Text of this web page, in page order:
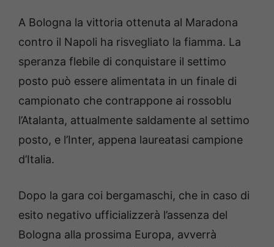
A Bologna la vittoria ottenuta al Maradona
contro il Napoli ha risvegliato la fiamma. La
speranza flebile di conquistare il settimo
posto può essere alimentata in un finale di
campionato che contrappone ai rossoblu
l’Atalanta, attualmente saldamente al settimo
posto, e l’Inter, appena laureatasi campione
d’Italia.
Dopo la gara coi bergamaschi, che in caso di
esito negativo ufficializzerà l’assenza del
Bologna alla prossima Europa, avverrà